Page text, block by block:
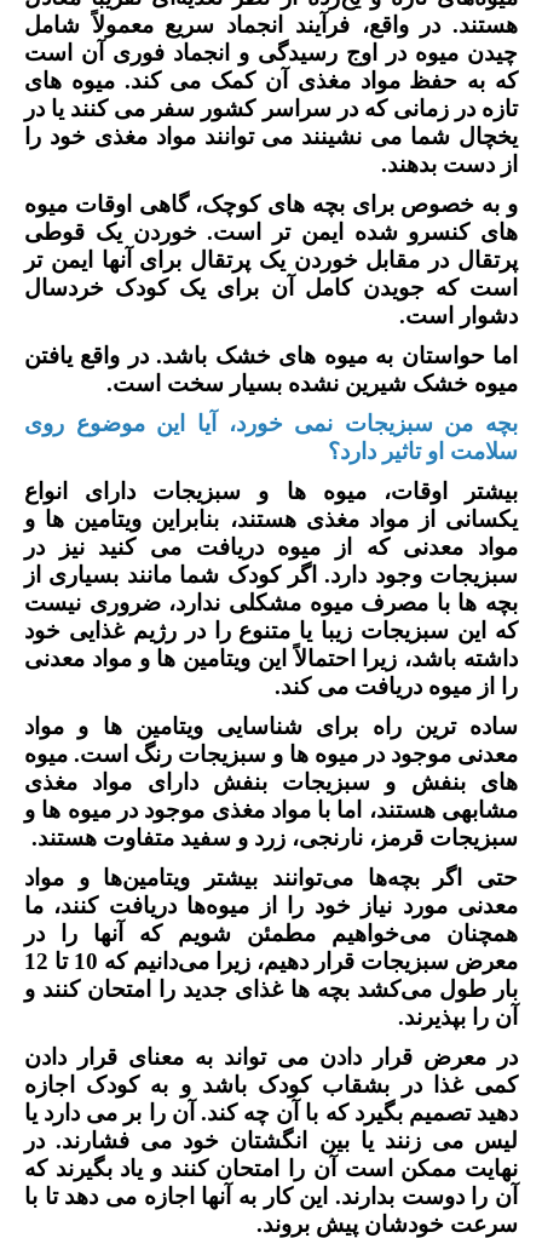
هستند. در واقع، فرآیند انجماد سریع معمولاً شامل
چیدن میوه در اوج رسیدگی و انجماد فوری آن است
که به حفظ مواد مغذی آن کمک می کند. میوه های
تازه در زمانی که در سراسر کشور سفر می کنند یا در
یخچال شما می نشینند می توانند مواد مغذی خود را
از دست بدهند.
و به خصوص برای بچه های کوچک، گاهی اوقات میوه
های کنسرو شده ایمن تر است. خوردن یک قوطی
پرتقال در مقابل خوردن یک پرتقال برای آنها ایمن تر
است که جویدن کامل آن برای یک کودک خردسال
دشوار است.
اما حواستان به میوه های خشک باشد. در واقع یافتن
میوه خشک شیرین نشده بسیار سخت است.
بچه من سبزیجات نمی خورد، آیا این موضوع روی
سلامت او تاثیر دارد؟
بیشتر اوقات، میوه ها و سبزیجات دارای انواع
یکسانی از مواد مغذی هستند، بنابراین ویتامین ها و
مواد معدنی که از میوه دریافت می کنید نیز در
سبزیجات وجود دارد. اگر کودک شما مانند بسیاری از
بچه ها با مصرف میوه مشکلی ندارد، ضروری نیست
که این سبزیجات زیبا یا متنوع را در رژیم غذایی خود
داشته باشد، زیرا احتمالاً این ویتامین ها و مواد معدنی
را از میوه دریافت می کند.
ساده ترین راه برای شناسایی ویتامین ها و مواد
معدنی موجود در میوه ها و سبزیجات رنگ است. میوه
های بنفش و سبزیجات بنفش دارای مواد مغذی
مشابهی هستند، اما با مواد مغذی موجود در میوه ها و
سبزیجات قرمز، نارنجی، زرد و سفید متفاوت هستند.
حتی اگر بچه‌ها می‌توانند بیشتر ویتامین‌ها و مواد
معدنی مورد نیاز خود را از میوه‌ها دریافت کنند، ما
همچنان می‌خواهیم مطمئن شویم که آنها را در
معرض سبزیجات قرار دهیم، زیرا می‌دانیم که 10 تا 12
بار طول می‌کشد بچه ها غذای جدید را امتحان کنند و
آن را بپذیرند.
در معرض قرار دادن می تواند به معنای قرار دادن
کمی غذا در بشقاب کودک باشد و به کودک اجازه
دهید تصمیم بگیرد که با آن چه کند. آن را بر می دارد یا
لیس می زنند یا بین انگشتان خود می فشارند. در
نهایت ممکن است آن را امتحان کنند و یاد بگیرند که
آن را دوست بدارند. این کار به آنها اجازه می دهد تا با
سرعت خودشان پیش بروند.